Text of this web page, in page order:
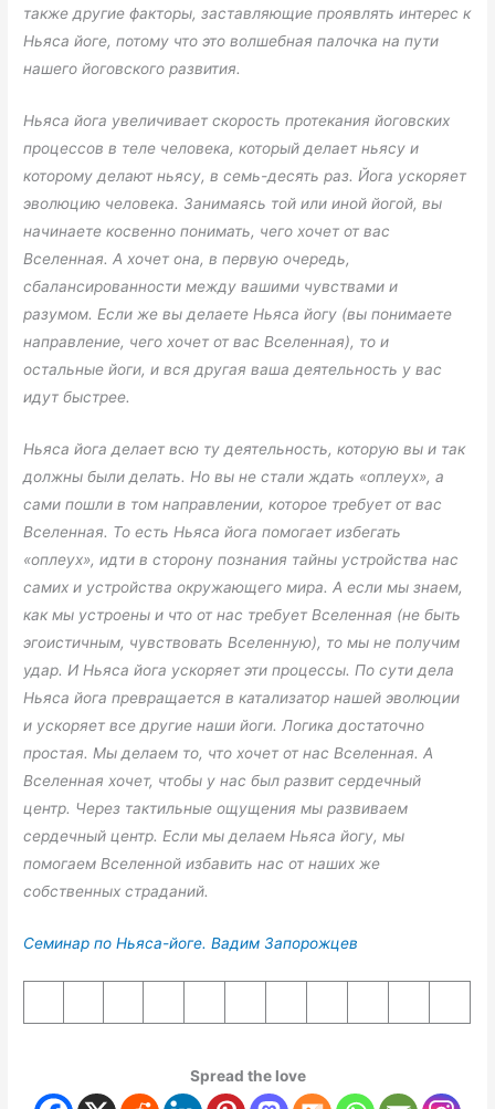
также другие факторы, заставляющие проявлять интерес к
Ньяса йоге, потому что это волшебная палочка на пути
нашего йоговского развития.
Ньяса йога увеличивает скорость протекания йоговских
процессов в теле человека, который делает ньясу и
которому делают ньясу, в семь-десять раз. Йога ускоряет
эволюцию человека. Занимаясь той или иной йогой, вы
начинаете косвенно понимать, чего хочет от вас
Вселенная. А хочет она, в первую очередь,
сбалансированности между вашими чувствами и
разумом. Если же вы делаете Ньяса йогу (вы понимаете
направление, чего хочет от вас Вселенная), то и
остальные йоги, и вся другая ваша деятельность у вас
идут быстрее.
Ньяса йога делает всю ту деятельность, которую вы и так
должны были делать. Но вы не стали ждать «оплеух», а
сами пошли в том направлении, которое требует от вас
Вселенная. То есть Ньяса йога помогает избегать
«оплеух», идти в сторону познания тайны устройства нас
самих и устройства окружающего мира. А если мы знаем,
как мы устроены и что от нас требует Вселенная (не быть
эгоистичным, чувствовать Вселенную), то мы не получим
удар. И Ньяса йога ускоряет эти процессы. По сути дела
Ньяса йога превращается в катализатор нашей эволюции
и ускоряет все другие наши йоги. Логика достаточно
простая. Мы делаем то, что хочет от нас Вселенная. А
Вселенная хочет, чтобы у нас был развит сердечный
центр. Через тактильные ощущения мы развиваем
сердечный центр. Если мы делаем Ньяса йогу, мы
помогаем Вселенной избавить нас от наших же
собственных страданий.
Семинар по Ньяса-йоге. Вадим Запорожцев
Spread the love